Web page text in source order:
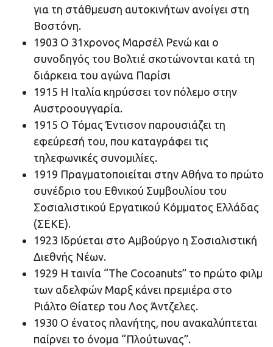
για τη στάθμευση αυτοκινήτων ανοίγει στη
Βοστόνη.
1903 O 31χρονος Μαρσέλ Ρενώ και ο
συνοδηγός του Βολτιέ σκοτώνονται κατά τη
διάρκεια του αγώνα Παρίσι
1915 H Ιταλία κηρύσσει τον πόλεμο στην
Αυστροουγγαρία.
1915 O Τόμας Έντισον παρουσιάζει τη
εφεύρεσή του, που καταγράφει τις
τηλεφωνικές συνομιλίες.
1919 Πραγματοποιείται στην Αθήνα το πρώτο
συνέδριο του Εθνικού Συμβουλίου του
Σοσιαλιστικού Εργατικού Κόμματος Ελλάδας
(ΣΕΚΕ).
1923 Iδρύεται στο Αμβούργο η Σοσιαλιστική
Διεθνής Νέων.
1929 H ταινία “The Cocoanuts” το πρώτο φιλμ
των αδελφών Μαρξ κάνει πρεμιέρα στο
Ριάλτο Θίατερ του Λος Άντζελες.
1930 O ένατος πλανήτης, που ανακαλύπτεται
παίρνει το όνομα “Πλούτωνας”.